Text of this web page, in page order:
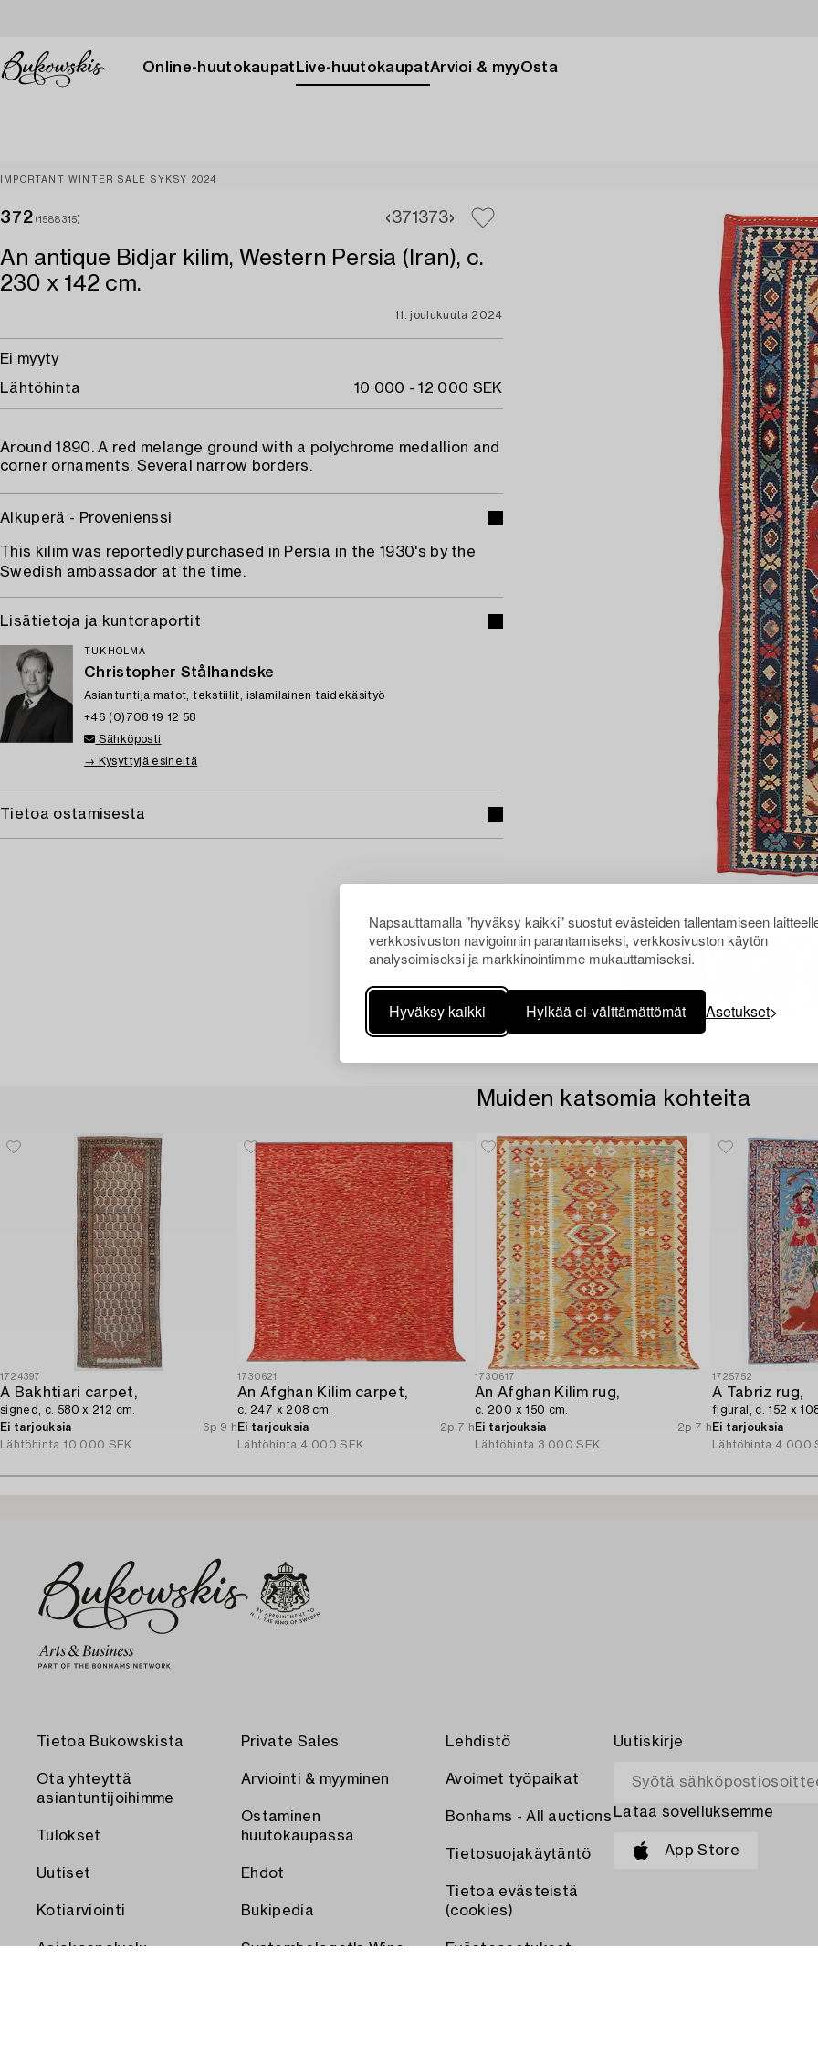
Napsauttamalla "hyväksy kaikki" suostut evästeiden tallentamiseen
verkkosivuston navigoinnin parantamiseksi, verkkosivuston käytön
analysoimiseksi ja markkinointimme mukauttamiseksi.
Hyväksy kaikki Hylkää ei-välttämättömät Asetukset
Online-huutokaupat Live-huutokaupatArvioi & myyOsta
IMPORTANT WINTER SALE SYKSY 2024
372 (1588315) 371373
An antique Bidjar kilim, Western Persia (Iran), c.
230 x 142 cm.
11. joulukuuta 2024
Ei myyty
Lähtöhinta
10 000 - 12 000 SEK
Around 1890. A red melange ground with a polychrome medallion and
corner ornaments. Several narrow borders.
Alkuperä - Provenienssi
This kilim was reportedly purchased in Persia in the 1930's by the
Swedish ambassador at the time.
Lisätietoja ja kuntoraportit
TUKHOLMA
Christopher Stålhandske
Asiantuntija matot, tekstiilit, islamilainen taidekäsityö
+46 (0)708 19 12 58
Sähköposti
→ Kysyttyjä esineitä
Tietoa ostamisesta
Muiden katsomia kohteita
1724397
A Bakhtiari carpet,
signed, c. 580 x 212 cm.
Ei tarjouksia
6p 9 h
Lähtöhinta 10 000 SEK
1730621
An Afghan Kilim carpet,
c. 247 x 208 cm.
Ei tarjouksia
2p 7 h
Lähtöhinta 4 000 SEK
1730617
An Afghan Kilim rug,
c. 200 x 150 cm.
Ei tarjouksia
2p 7 h
Lähtöhinta 3 000 SEK
1725752
A Tabriz rug,
figural, c. 152 x
Ei tarjouksia
Lähtöhinta 4 000
Tietoa Bukowskista
Ota yhteyttä
asiantuntijoihimme
Tulokset
Uutiset
Kotiarviointi
Asiakaspalvelu
Private Sales
Arviointi & myyminen
Ostaminen
huutokaupassa
Ehdot
Bukipedia
Systembolaget's Wine
Lehdistö
Avoimet työpaikat
Bonhams - All auctions
Tietosuojakäytäntö
Tietoa evästeistä
(cookies)
Evästeasetukset
Uutiskirje
Lataa sovelluksemme
App Store